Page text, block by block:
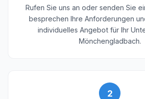
Rufen Sie uns an oder senden Sie
besprechen Ihre Anforderungen
individuelles Angebot für Ihr
Mönchengladbach.
2